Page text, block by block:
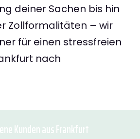
deiner Sachen bis hin
Zollformalitäten – wir
für einen stressfreien
nach
Kunden aus Frankfurt